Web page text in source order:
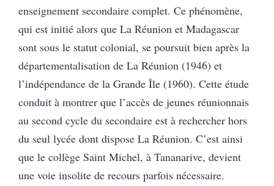
enseignement secondaire complet. Ce phénomène,
qui est initié alors que La Réunion et Madagascar
sont sous le statut colonial, se poursuit bien après la
départementalisation de La Réunion (1946) et
l’indépendance de la Grande Île (1960). Cette étude
conduit à montrer que l’accès de jeunes réunionnais
au second cycle du secondaire est à rechercher hors
du seul lycée dont dispose La Réunion. C’est ainsi
que le collège Saint Michel, à Tananarive, devient
une voie insolite de recours parfois nécessaire.